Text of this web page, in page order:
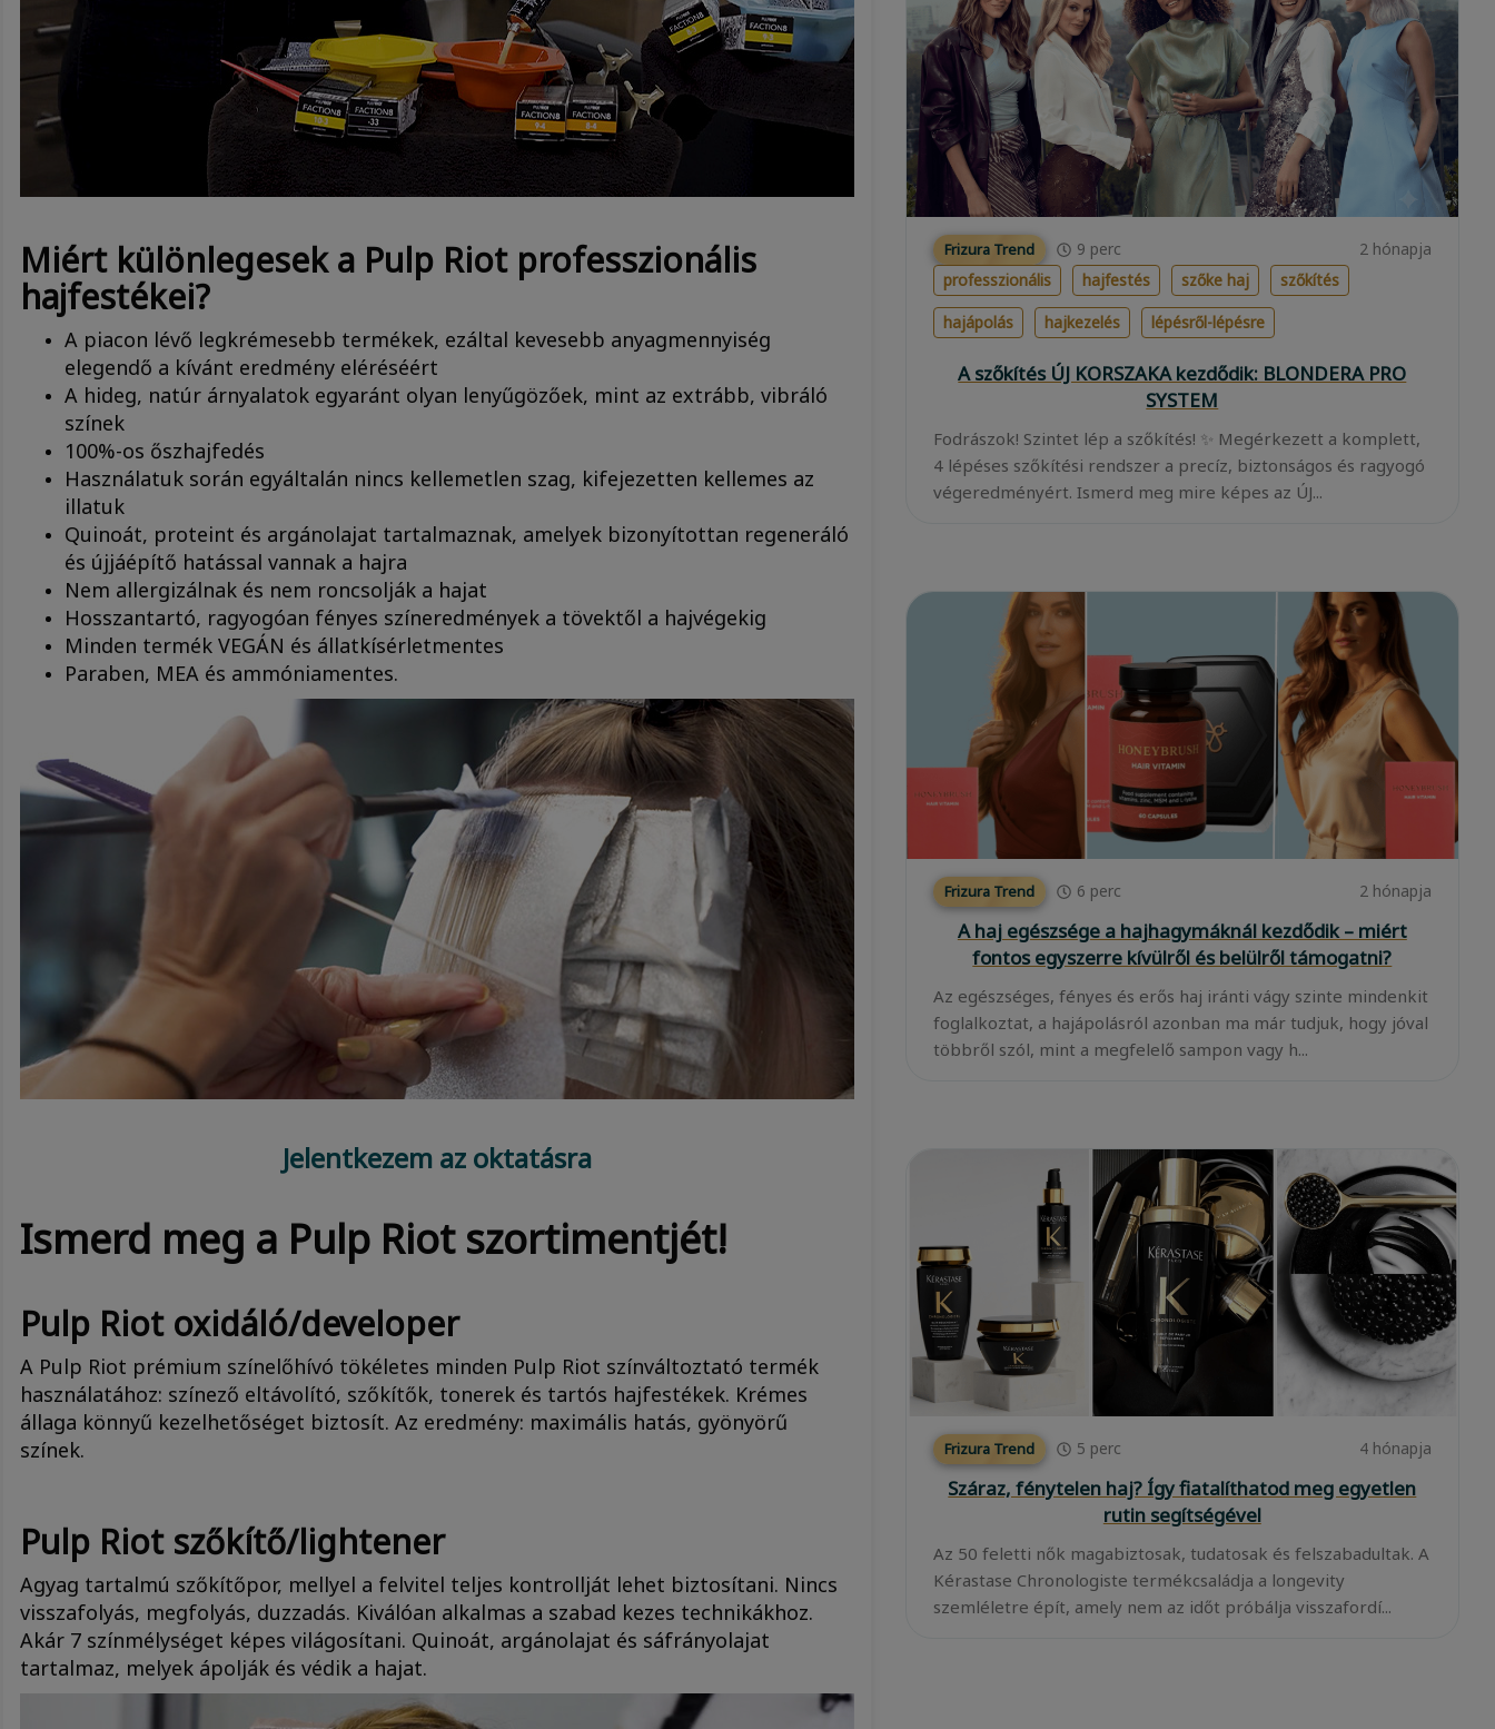
Miért különlegesek a Pulp Riot professzionális
hajfestékei?
A piacon lévő legkrémesebb termékek, ezáltal kevesebb anyagmennyiség
elegendő a kívánt eredmény eléréséért
A hideg, natúr árnyalatok egyaránt olyan lenyűgözőek, mint az extrább, vibráló
színek
100%-os őszhajfedés
Használatuk során egyáltalán nincs kellemetlen szag, kifejezetten kellemes az
illatuk
Quinoát, proteint és argánolajat tartalmaznak, amelyek bizonyítottan regeneráló
és újjáépítő hatással vannak a hajra
Nem allergizálnak és nem roncsolják a hajat
Hosszantartó, ragyogóan fényes színeredmények a tövektől a hajvégekig
Minden termék VEGÁN és állatkísérletmentes
Paraben, MEA és ammóniamentes.
Jelentkezem az oktatásra
Ismerd meg a Pulp Riot szortimentjét!
Pulp Riot oxidáló/developer
A Pulp Riot prémium színelőhívó tökéletes minden Pulp Riot színváltoztató termék
használatához: színező eltávolító, szőkítők, tonerek és tartós hajfestékek. Krémes
állaga könnyű kezelhetőséget biztosít. Az eredmény: maximális hatás, gyönyörű
színek.
Pulp Riot szőkítő/lightener
Agyag tartalmú szőkítőpor, mellyel a felvitel teljes kontrollját lehet biztosítani. Nincs
visszafolyás, megfolyás, duzzadás. Kiválóan alkalmas a szabad kezes technikákhoz.
Akár 7 színmélységet képes világosítani. Quinoát, argánolajat és sáfrányolajat
tartalmaz, melyek ápolják és védik a hajat.
Frizura Trend 9 perc
2 hónapja
professzionális
hajfestés szőke haj
szőkítés
hajápolás
hajkezelés lépésről-lépésre
A szőkítés ÚJ KORSZAKA kezdődik: BLONDERA PRO
SYSTEM
Fodrászok! Szintet lép a szőkítés! ✨ Megérkezett a komplett,
4 lépéses szőkítési rendszer a precíz, biztonságos és ragyogó
végeredményért. Ismerd meg mire képes az ÚJ...
Frizura Trend 6 perc 2 hónapja
A haj egészsége a hajhagymáknál kezdődik – miért
fontos egyszerre kívülről és belülről támogatni?
Az egészséges, fényes és erős haj iránti vágy szinte mindenkit
foglalkoztat, a hajápolásról azonban ma már tudjuk, hogy jóval
többről szól, mint a megfelelő sampon vagy h...
Frizura Trend 5 perc 4 hónapja
Száraz, fénytelen haj? Így fiatalíthatod meg egyetlen
rutin segítségével
Az 50 feletti nők magabiztosak, tudatosak és felszabadultak. A
Kérastase Chronologiste termékcsaládja a longevity
szemléletre épít, amely nem az időt próbálja visszafordí...